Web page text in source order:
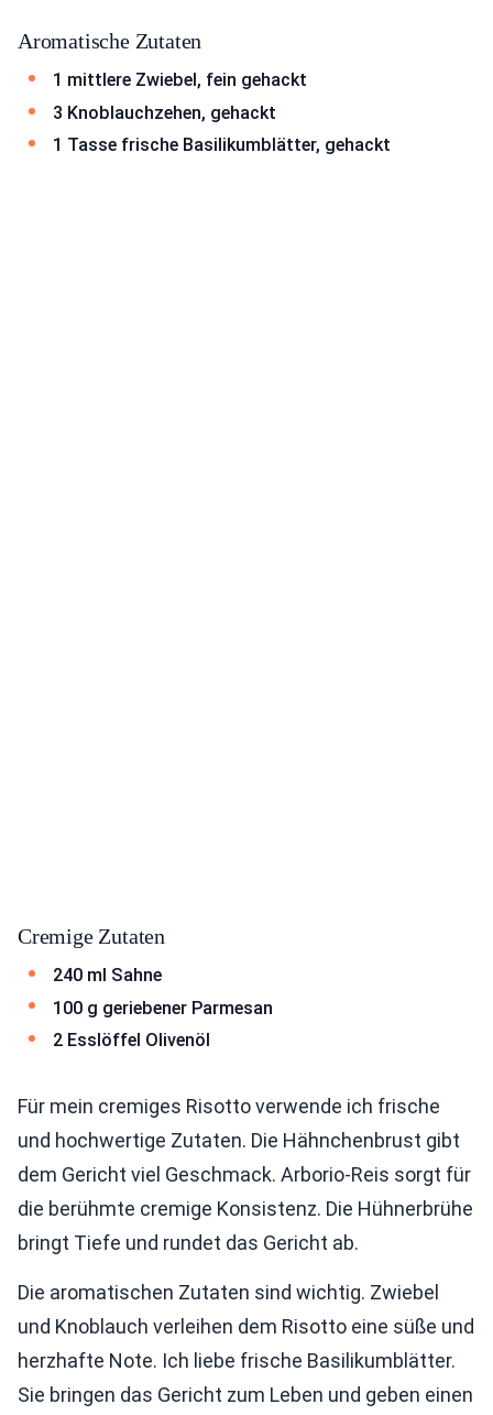
Aromatische Zutaten
1 mittlere Zwiebel, fein gehackt
3 Knoblauchzehen, gehackt
1 Tasse frische Basilikumblätter, gehackt
Cremige Zutaten
240 ml Sahne
100 g geriebener Parmesan
2 Esslöffel Olivenöl
Für mein cremiges Risotto verwende ich frische
und hochwertige Zutaten. Die Hähnchenbrust gibt
dem Gericht viel Geschmack. Arborio-Reis sorgt für
die berühmte cremige Konsistenz. Die Hühnerbrühe
bringt Tiefe und rundet das Gericht ab.
Die aromatischen Zutaten sind wichtig. Zwiebel
und Knoblauch verleihen dem Risotto eine süße und
herzhafte Note. Ich liebe frische Basilikumblätter.
Sie bringen das Gericht zum Leben und geben einen